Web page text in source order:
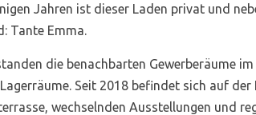
Jahren ist dieser Laden privat und
Tante Emma.
die benachbarten Gewerberäume
Seit 2018 befindet sich auf der
wechselnden Ausstellungen und